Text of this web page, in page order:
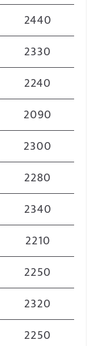
2440
2330
2240
2090
2300
2280
2340
2210
2250
2320
2250